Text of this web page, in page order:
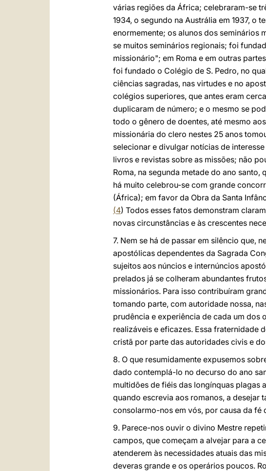
várias regiões da África; celebraram-se
1934, o segundo na Austrália em 1937, o
enormemente; os alunos dos seminários
se muitos seminários regionais; foi
missionário"; em Roma e em outras
foi fundado o Colégio de S. Pedro, no
ciências sagradas, nas virtudes e no
colégios superiores, que antes eram
duplicaram de número; e o mesmo se
todo o gênero de doentes, até mesmo
missionária do clero nestes 25 anos
selecionar e divulgar notícias de
livros e revistas sobre as missões; não
Roma, na segunda metade do ano
há muito celebrou-se com grande
(África); em favor da Obra da Santa
(4) Todos esses fatos demonstram
novas circunstâncias e às crescentes
7. Nem se há de passar em silêncio que,
apostólicas dependentes da Sagrada
sujeitos aos núncios e internúncios
prelados já se colheram abundantes
missionários. Para isso contribuíram
tomando parte, com autoridade nossa,
prudência e experiência de cada um
realizáveis e eficazes. Essa fraternidade
cristã por parte das autoridades civis e
8. O que resumidamente expusemos
dado contemplá-lo no decurso do ano
multidões de fiéis das longínquas plagas
quando escrevia aos romanos, a desejar
consolarmo-nos em vós, por causa da fé
9. Parece-nos ouvir o divino Mestre
campos, que começam a alvejar para a
atenderem às necessidades atuais das
deveras grande e os operários poucos.